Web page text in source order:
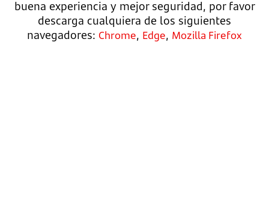
buena experiencia y mejor seguridad, por favor
descarga cualquiera de los siguientes
navegadores: Chrome, Edge, Mozilla Firefox